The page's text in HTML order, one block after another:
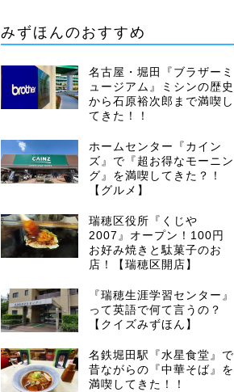
みずほんのおすすめ
名古屋・堀田『ブラザーミ
ュージアム』ミシンの歴史
から石原裕次郎まで満喫し
てきた！！
ホームセンター『カイン
ズ』で『超お得なモーニン
グ』を満喫してきた？！
【グルメ】
瑞穂区役所『くじや
2007』オープン！100円
お好み焼きと駄菓子のお
店！【瑞穂区開店】
『瑞穂生涯学習センター』
って英語で何て言うの？
【クイズみずほん】
名鉄堀田駅『水星食堂』で
昔ながらの『中華そば』を
満喫してきた！！